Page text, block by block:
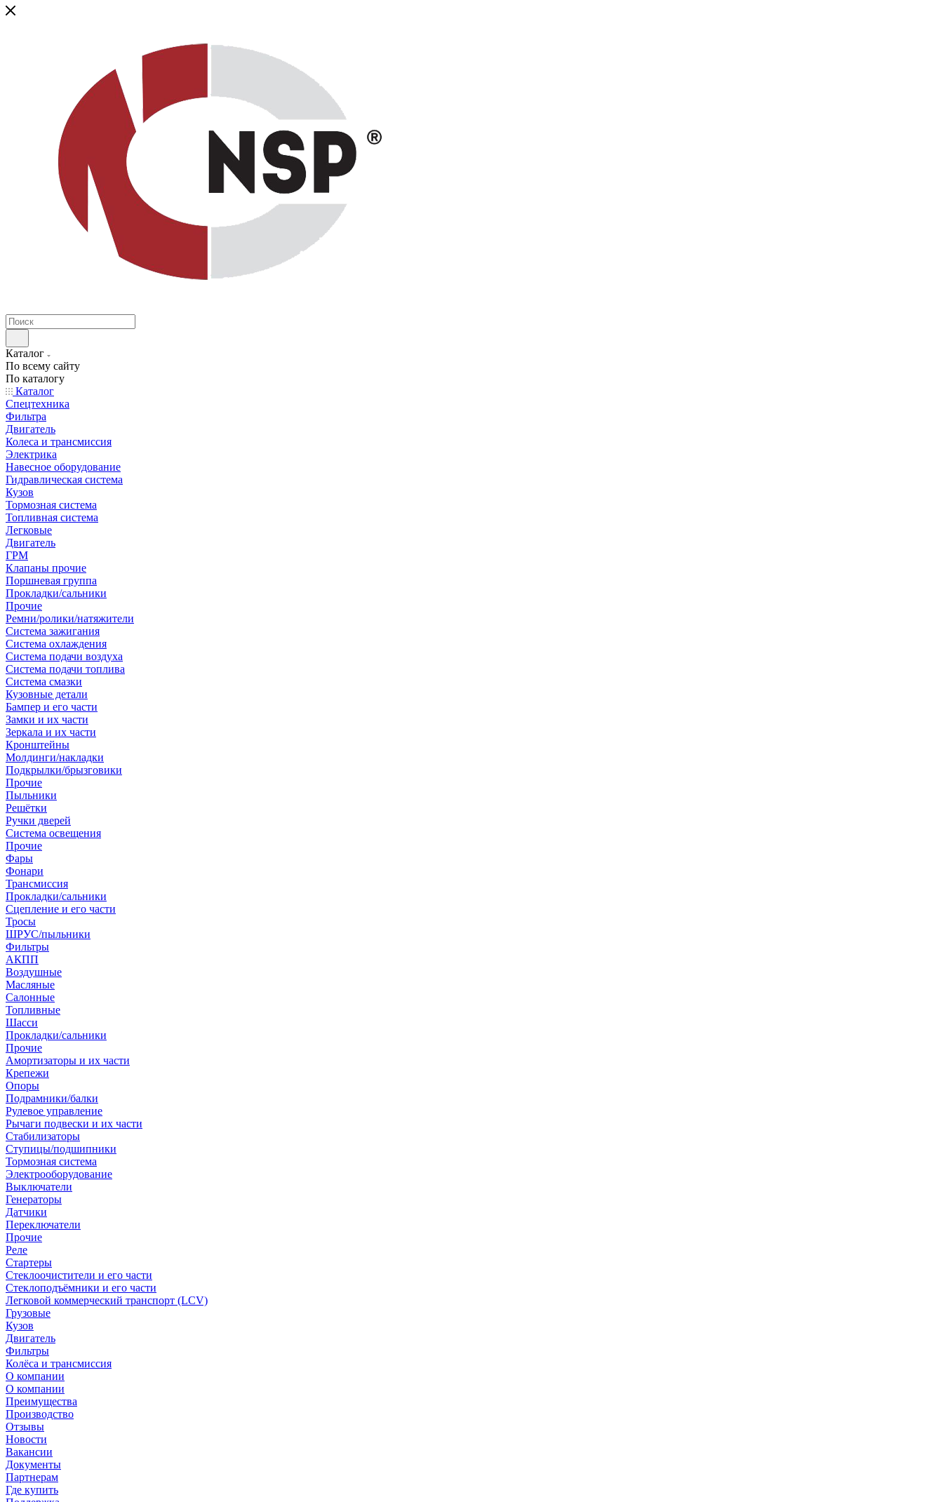
Каталог
По всему сайту
По каталогу
Каталог
Спецтехника
Фильтра
Двигатель
Колеса и трансмиссия
Электрика
Навесное оборудование
Гидравлическая система
Кузов
Тормозная система
Топливная система
Легковые
Двигатель
ГРМ
Клапаны прочие
Поршневая группа
Прокладки/сальники
Прочие
Ремни/ролики/натяжители
Система зажигания
Система охлаждения
Система подачи воздуха
Система подачи топлива
Система смазки
Кузовные детали
Бампер и его части
Замки и их части
Зеркала и их части
Кронштейны
Молдинги/накладки
Подкрылки/брызговики
Прочие
Пыльники
Решётки
Ручки дверей
Система освещения
Прочие
Фары
Фонари
Трансмиссия
Прокладки/сальники
Сцепление и его части
Тросы
ШРУС/пыльники
Фильтры
АКПП
Воздушные
Масляные
Салонные
Топливные
Шасси
Прокладки/сальники
Прочие
Амортизаторы и их части
Крепежи
Опоры
Подрамники/балки
Рулевое управление
Рычаги подвески и их части
Стабилизаторы
Ступицы/подшипники
Тормозная система
Электрооборудование
Выключатели
Генераторы
Датчики
Переключатели
Прочие
Реле
Стартеры
Стеклоочистители и его части
Стеклоподъёмники и его части
Легковой коммерческий транспорт (LCV)
Грузовые
Кузов
Двигатель
Фильтры
Колёса и трансмиссия
О компании
О компании
Преимущества
Производство
Отзывы
Новости
Вакансии
Документы
Партнерам
Где купить